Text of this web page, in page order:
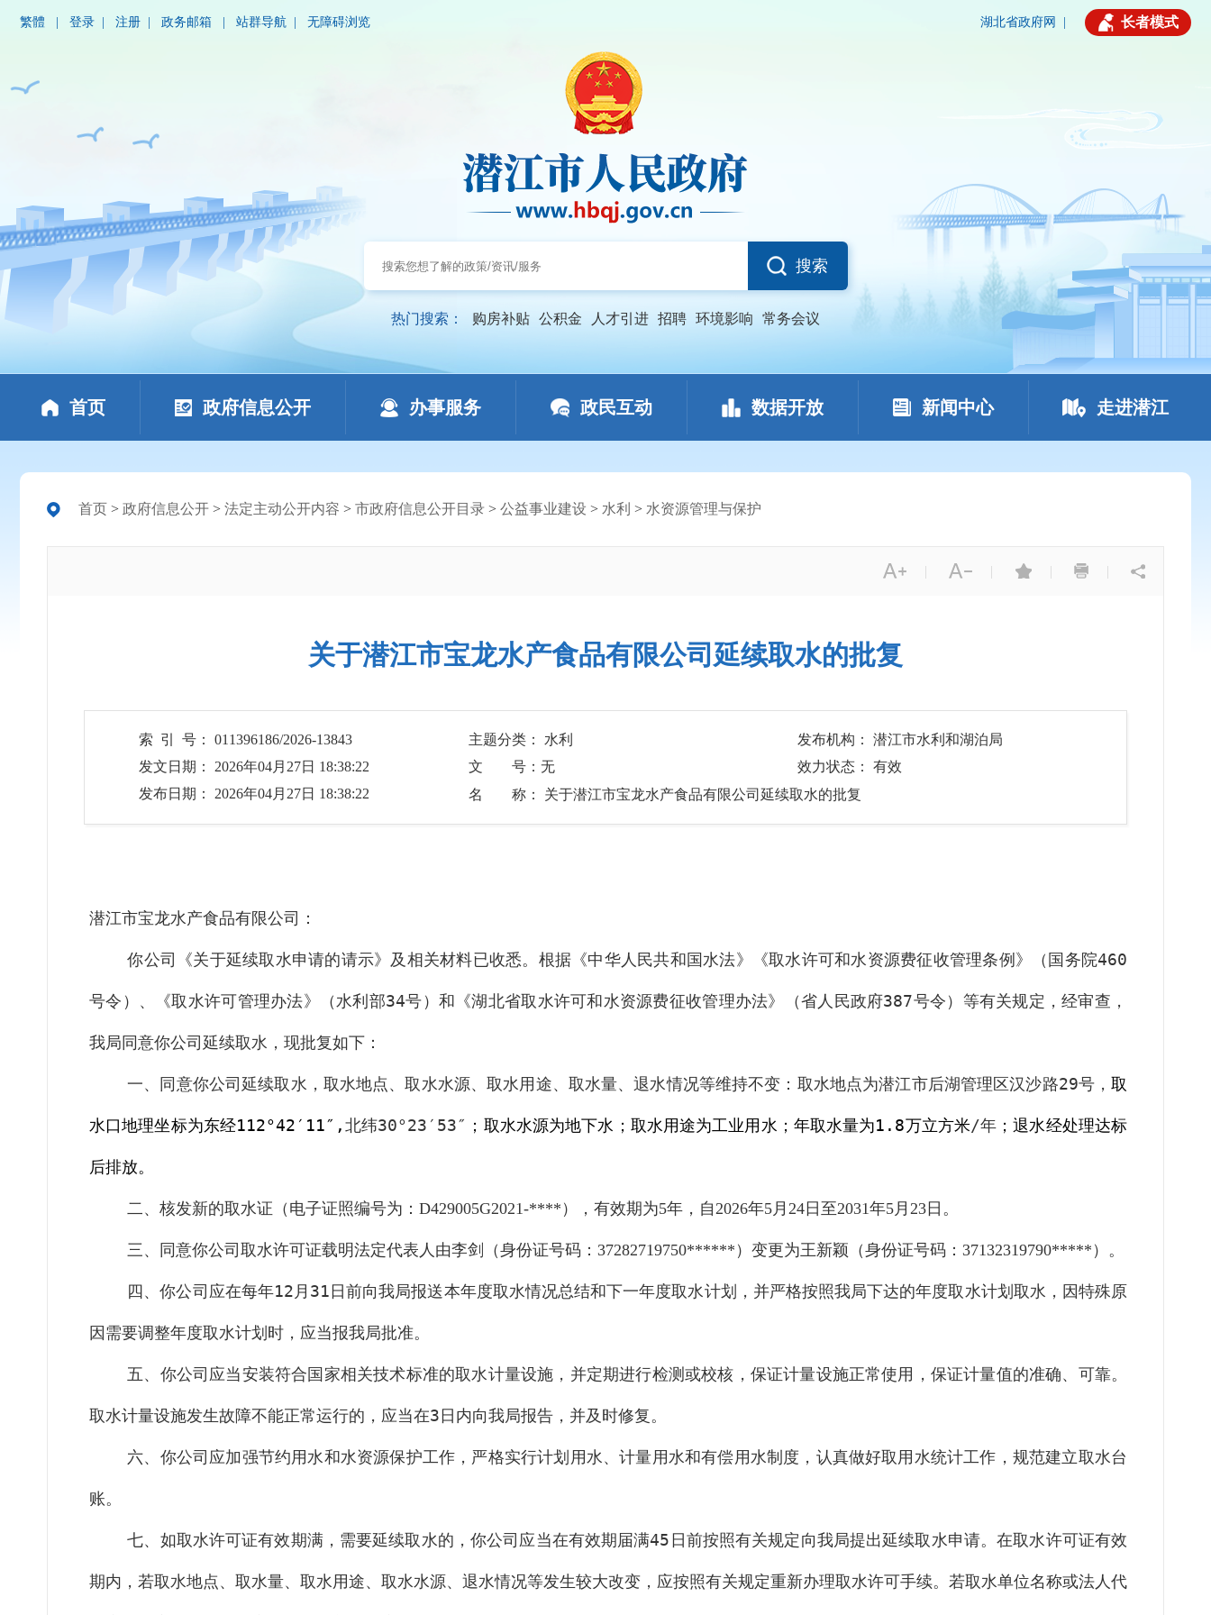
繁體 登录 注册 政务邮箱 站群导航 无障碍浏览 湖北省政府网 长者模式
搜索
热门搜索： 购房补贴 公积金 人才引进 招聘 环境影响 常务会议
首页 政府信息公开 办事服务 政民互动 数据开放 新闻中心 走进潜江
首页 > 政府信息公开 > 法定主动公开内容 > 市政府信息公开目录 > 公益事业建设 > 水利 > 水资源管理与保护
| | | |
关于潜江市宝龙水产食品有限公司延续取水的批复
索 引 号： 011396186/2026-13843 主题分类： 水利
发布机构： 潜江市水利和湖泊局
发文日期： 2026年04月27日 18:38:22
文 号：无
效力状态： 有效
发布日期： 2026年04月27日 18:38:22
名 称： 关于潜江市宝龙水产食品有限公司延续取水的批复
潜江市宝龙水产食品有限公司 ：
你公司《关于延续取水申请的请示》 及相关材料已收悉。根据《中华人民共和国水法》《取水许可和水资源费征收管理条例》（国务院460
号令）、《取水许可管理办法》（水利部34号）和《湖北省取水许可和水资源费征收管理办法》（省人民政府387号令）等有关规定，经审查，
我局同意你公司延续取水，现批复如下：
一、同意你公司延续取水，取水地点、取水水源、取水用途、取水量、退水情况等维持不变 ： 取水地点为潜江市后湖管理区汉沙路29号，取
水口地理坐标为东经112°42′11″,北纬30°23′53″ ； 取水水源为地下水 ；取水用途为工业用水；年取水量为1.8万立方米/年 ；退水经处理达标
后排放。
二、核发新的取水证（电子证照编号为 ：D429005G2021-**** ），有效期为5年，自2026年5月24日至2031年5月23日。
三、同意你公司取水许可证载明法定代表人由李剑（身份证号码：37282719750****** ）变更为王新颖（身份证号码：37132319790***** ）。
四、你公司 应在每年12月 31日前向我局报送本年度取水情况总结和下一年度取水计划，并严格按照我局下达的年度取水计划取水，因特殊原
因需要调整年度取水计划时，应当报我局批准。
五、你公司 应当安装符合国家相关技术标准的取水计量设施，并定期进行检测或校核，保证计量设施正常使用，保证计量值的准确、可靠。
取水计量设施发生故障不能正常运行的，应当在3日内向我局报告，并及时修复。
六、你公司 应加强节约用水和水资源保护工作，严格实行计划用水、计量用水和有偿用水制度，认真做好取用水统计工作， 规范建立取水台
账。
七、 如取水许可证有效期满，需要延续取水的，你公司 应当在有效期届满45 日前按照有关规定向我局提出延续取水申请。在取水许可证有效
期内，若取水地点、取水量、取水用途、取水水源、退水情况等发生较大改变，应按照有关规定重新办理取水许可手续。若取水单位名称或法人代